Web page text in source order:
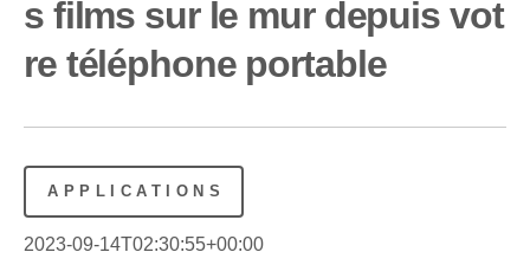
s films sur le mur depuis vot
re téléphone portable
APPLICATIONS
2023-09-14T02:30:55+00:00